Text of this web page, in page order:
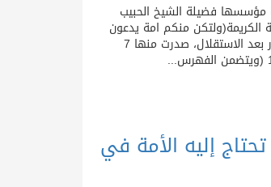
فضيلة الشيخ الحبيب
الاول جوان 1968 متخذة لها شعارا الاية الكريمة(ولتكن منكم امة يدعون
الى الخير ويامرون بالمعروف وينهون عن المنكر واولئك هم المفلحون) وهي اول مجلة اسلامية تصدر بعد الاستقلال، صدرت منها 7
إليه الأمة في